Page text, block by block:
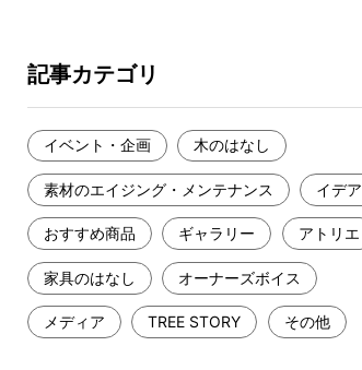
記事カテゴリ
イベント・企画 木のはなし
素材のエイジング・メンテナンス イデア
おすすめ商品 ギャラリー アトリエ
家具のはなし オーナーズボイス
メディア TREE STORY その他